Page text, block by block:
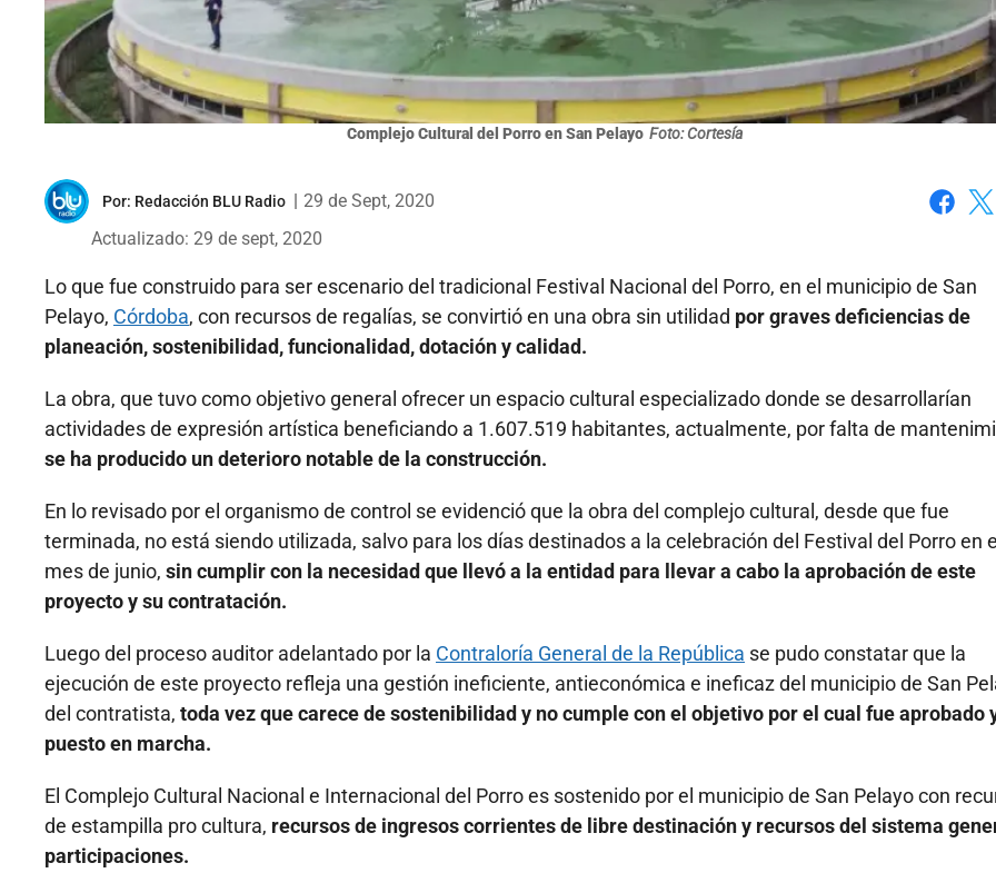
Complejo Cultural del Porro en San Pelayo Foto: Cortesía
Por: Redacción BLU Radio
29 de Sept, 2020
Actualizado: 29 de sept, 2020
Lo que fue construido para ser escenario del tradicional Festival Nacional del Porro, en el municipio de San
Pelayo, Córdoba, con recursos de regalías, se convirtió en una obra sin utilidad por graves deficiencias de
planeación, sostenibilidad, funcionalidad, dotación y calidad.
La obra, que tuvo como objetivo general ofrecer un espacio cultural especializado donde se desarrollarían
actividades de expresión artística beneficiando a 1.607.519 habitantes, actualmente, por falta de
se ha producido un deterioro notable de la construcción.
En lo revisado por el organismo de control se evidenció que la obra del complejo cultural, desde que fue
terminada, no está siendo utilizada, salvo para los días destinados a la celebración del Festival del Porro en
mes de junio, sin cumplir con la necesidad que llevó a la entidad para llevar a cabo la aprobación de este
proyecto y su contratación.
Luego del proceso auditor adelantado por la Contraloría General de la República se pudo constatar que la
ejecución de este proyecto refleja una gestión ineficiente, antieconómica e ineficaz del municipio de San
del contratista, toda vez que carece de sostenibilidad y no cumple con el objetivo por el cual fue aprobado
puesto en marcha.
El Complejo Cultural Nacional e Internacional del Porro es sostenido por el municipio de San Pelayo con
de estampilla pro cultura, recursos de ingresos corrientes de libre destinación y recursos del sistema
participaciones.